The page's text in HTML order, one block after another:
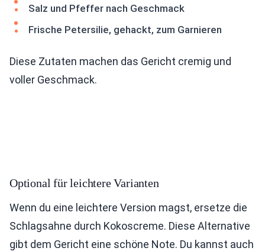
Salz und Pfeffer nach Geschmack
Frische Petersilie, gehackt, zum Garnieren
Diese Zutaten machen das Gericht cremig und
voller Geschmack.
Optional für leichtere Varianten
Wenn du eine leichtere Version magst, ersetze die
Schlagsahne durch Kokoscreme. Diese Alternative
gibt dem Gericht eine schöne Note. Du kannst auch